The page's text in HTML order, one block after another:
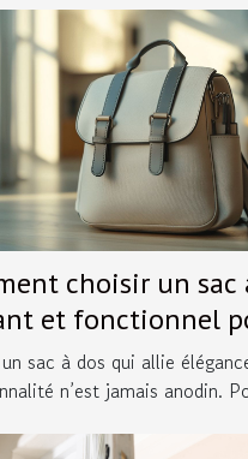
choisir un sac
et fonctionnel
occasion ?
sac à dos qui allie
n’est jamais anodin.